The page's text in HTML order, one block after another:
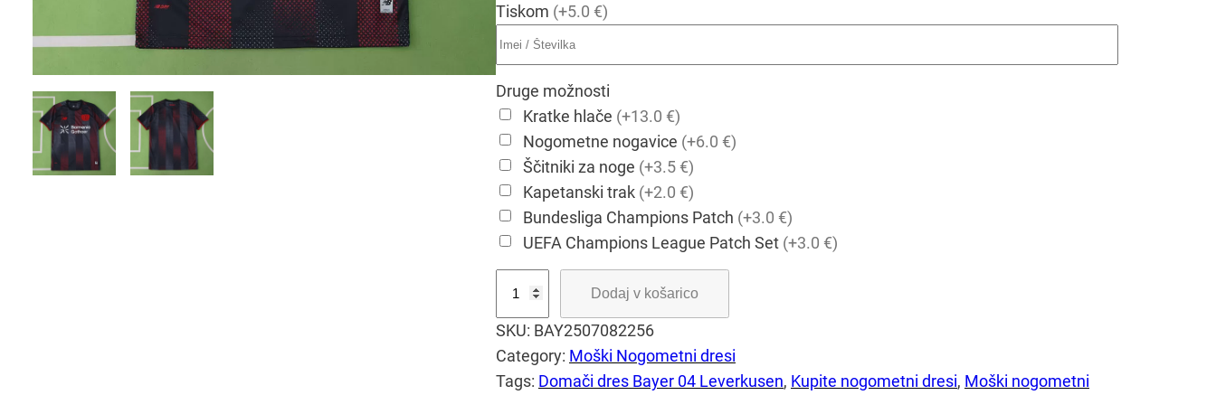
Tiskom (+5.0 €)
Druge možnosti
Kratke hlače (+13.0 €)
Nogometne nogavice (+6.0 €)
Ščitniki za noge (+3.5 €)
Kapetanski trak (+2.0 €)
Bundesliga Champions Patch (+3.0 €)
UEFA Champions League Patch Set (+3.0 €)
š
k
i
Dodaj v košarico
SKU: BAY2507082256
Category: Moški Nogometni dresi
Tags: Domači dres Bayer 04 Leverkusen, Kupite nogometni dresi, Moški nogometni